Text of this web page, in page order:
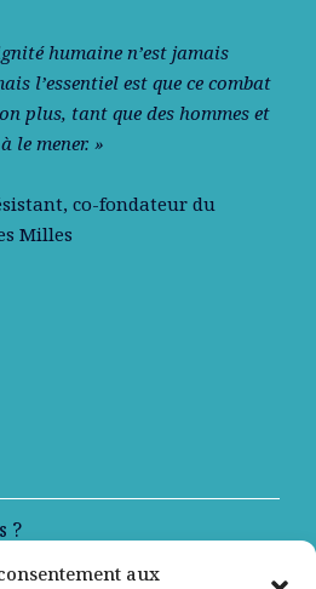
aux
humaine n’est jamais
l’essentiel est que ce combat
plus, tant que des hommes et
le mener. »
co-fondateur du
Milles
?